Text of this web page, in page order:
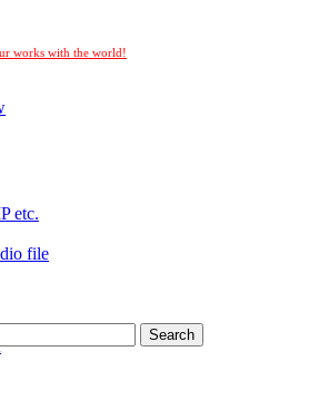
works with the world!
etc.
file